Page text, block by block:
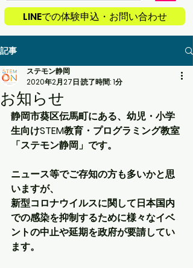
LINEでの体験申込・お問い合わせ
記事
お知らせ
ステモン静岡
2020年2月27日読了時間: 1分
静岡市葵区伝馬町にある、幼児・小学
生向けSTEM教育・プログラミング教室
「ステモン静岡」です。
ニュース等でご存知の方も多いかと思
いますが、
新型コロナウイルスに関して日本国内
での感染を抑制するために様々なイベ
ントの中止や延期を政府が要請してい
ます。